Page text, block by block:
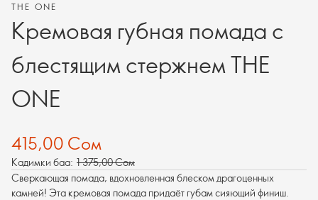
THE ONE
Кремовая губная помада с
блестящим стержнем THE
ONE
415,00 Сом
Кадимки баа: 1 375,00 Сом
Сверкающая помада, вдохновленная блеском драгоценных
камней! Эта кремовая помада придаёт губам сияющий финиш.